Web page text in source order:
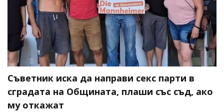
Съветник иска да направи секс парти в
сградата на Общината, плаши със съд, ако
му откажат